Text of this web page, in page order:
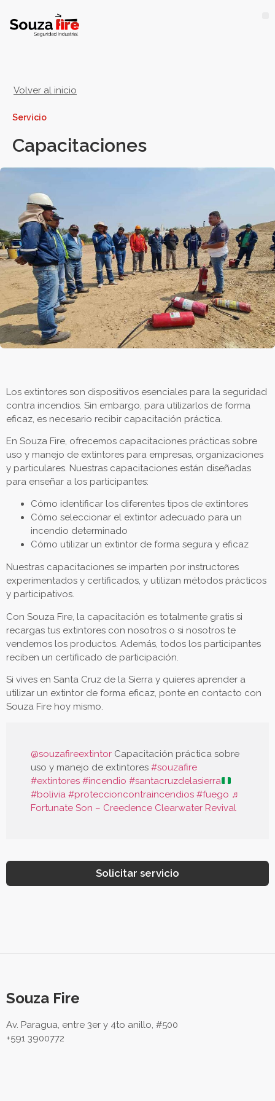
Volver al inicio
Servicio
Capacitaciones
Los extintores son dispositivos esenciales para la seguridad
contra incendios. Sin embargo, para utilizarlos de forma
eficaz, es necesario recibir capacitación práctica.
En Souza Fire, ofrecemos capacitaciones prácticas sobre
uso y manejo de extintores para empresas, organizaciones
y particulares. Nuestras capacitaciones están diseñadas
para enseñar a los participantes:
Cómo identificar los diferentes tipos de extintores
Cómo seleccionar el extintor adecuado para un
incendio determinado
Cómo utilizar un extintor de forma segura y eficaz
Nuestras capacitaciones se imparten por instructores
experimentados y certificados, y utilizan métodos prácticos
y participativos.
Con Souza Fire, la capacitación es totalmente gratis si
recargas tus extintores con nosotros o si nosotros te
vendemos los productos. Además, todos los participantes
reciben un certificado de participación.
Si vives en Santa Cruz de la Sierra y quieres aprender a
utilizar un extintor de forma eficaz, ponte en contacto con
Souza Fire hoy mismo.
@souzafireextintor Capacitación práctica sobre
uso y manejo de extintores #souzafire
#extintores #incendio #santacruzdelasierra
#bolivia #proteccioncontraincendios #fuego ♬
Fortunate Son – Creedence Clearwater Revival
Solicitar servicio
Souza Fire
Av. Paragua, entre 3er y 4to anillo, #500
+591 3900772